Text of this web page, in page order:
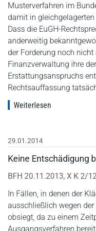
Musterverfahren im
damit in
Dass die EuGH-
anderweitig
der Forderung noch
Finanzverwaltung ihre
Erstattungsanspruchs
Rechtsauffassung
Weiterlesen
29.01.2014
Keine Entschädigung
BFH 20.11.2013, X K 2/12
In Fällen, in denen der
ausschließlich wegen
obsiegt, da zu einem
Ausgangsverfahren